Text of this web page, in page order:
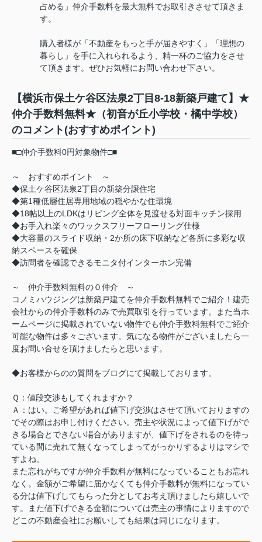
占める」仲介手数料を最大無料でお取引きさせて頂きま
す。
購入者様が「不動産をもっと手が届きやすく」「理想の
暮らし」を手に入れられるよう、精一杯のご協力をさせ
て頂きます。ぜひお気軽にお問い合わせ下さい。
【横浜市保土ケ谷区法泉2丁目8-18新築戸建て】★
仲介手数料無料★（初音が丘小学校・橘中学校）
のコメント(おすすめポイント)
■□仲介手数料0円対象物件□■
～ おすすめポイント ～
◆保土ケ谷区法泉2丁目の新築分譲住宅
◆第1種低層住居専用地域の穏やかな住環境
◆18帖以上のLDKはリビング全体を見渡せる対面キッチン採用
◆お手入れ楽々のワックスフリーフローリング仕様
◆大容量のスライド収納・2か所の床下収納など各所に多彩な収
納スペースを確保
◆訪問者を確認できるモニタ付インターホン完備
～ 仲介手数料無料の０仲介 ～
コノミハウジングは新築戸建てを仲介手数料無料でご紹介！建売
会社からの仲介手数料のみで売買取引を行っています。また当ホ
ームページに掲載されていない物件でも仲介手数料無料でご紹介
可能な物件は多々ございます。気になる物件がございましたら一
度お問い合せを頂けましたらと思います。
◆お客様からのの質問をブログにて掲載しております。
Ｑ：値段交渉もしてくれますか？
Ａ：はい。ご希望があれば値下げ交渉はさせて頂いておりますの
でその際はお申し付けください。売主や状況によって値下げがで
きる場合とできない場合がありますが、値下げをされるのを待っ
ている間に売れて無くなってしまってがっかりするよりはマシで
すよね。
また忘れがちですが仲介手数料が無料になっていることもお忘れ
なく。金額がご希望に届かなくても仲介手数料が無料になってい
る分は値下げしてもらった分としてお考え頂けましたら嬉しいで
す。また値下げできる金額については売主の事情によりますので
どこの不動産会社にお願いしても結果は同じになります。